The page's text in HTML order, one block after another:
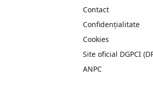
Contact
Confidențialitate
Cookies
Site oficial DGPCI
ANPC